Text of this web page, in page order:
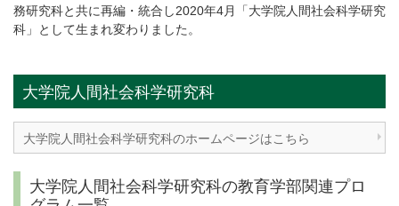
務研究科と共に再編・統合し2020年4月「大学院人間社会科学研究
科」として生まれ変わりました。
大学院人間社会科学研究科
大学院人間社会科学研究科のホームページはこちら
大学院人間社会科学研究科の教育学部関連プロ